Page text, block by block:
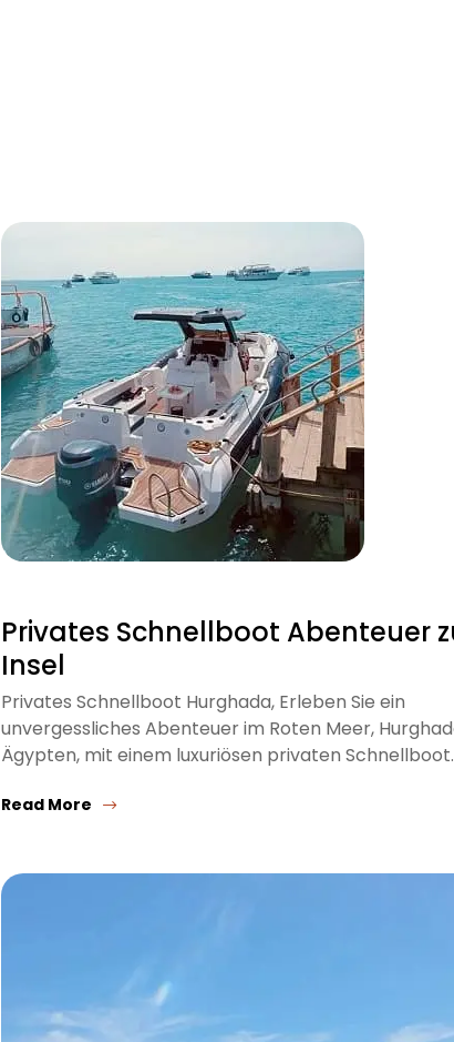
Privates Schnellboot Abenteuer
Insel
Privates Schnellboot Hurghada, Erleben Sie ein
unvergessliches Abenteuer im Roten Meer,
Ägypten, mit einem luxuriösen privaten
Read More